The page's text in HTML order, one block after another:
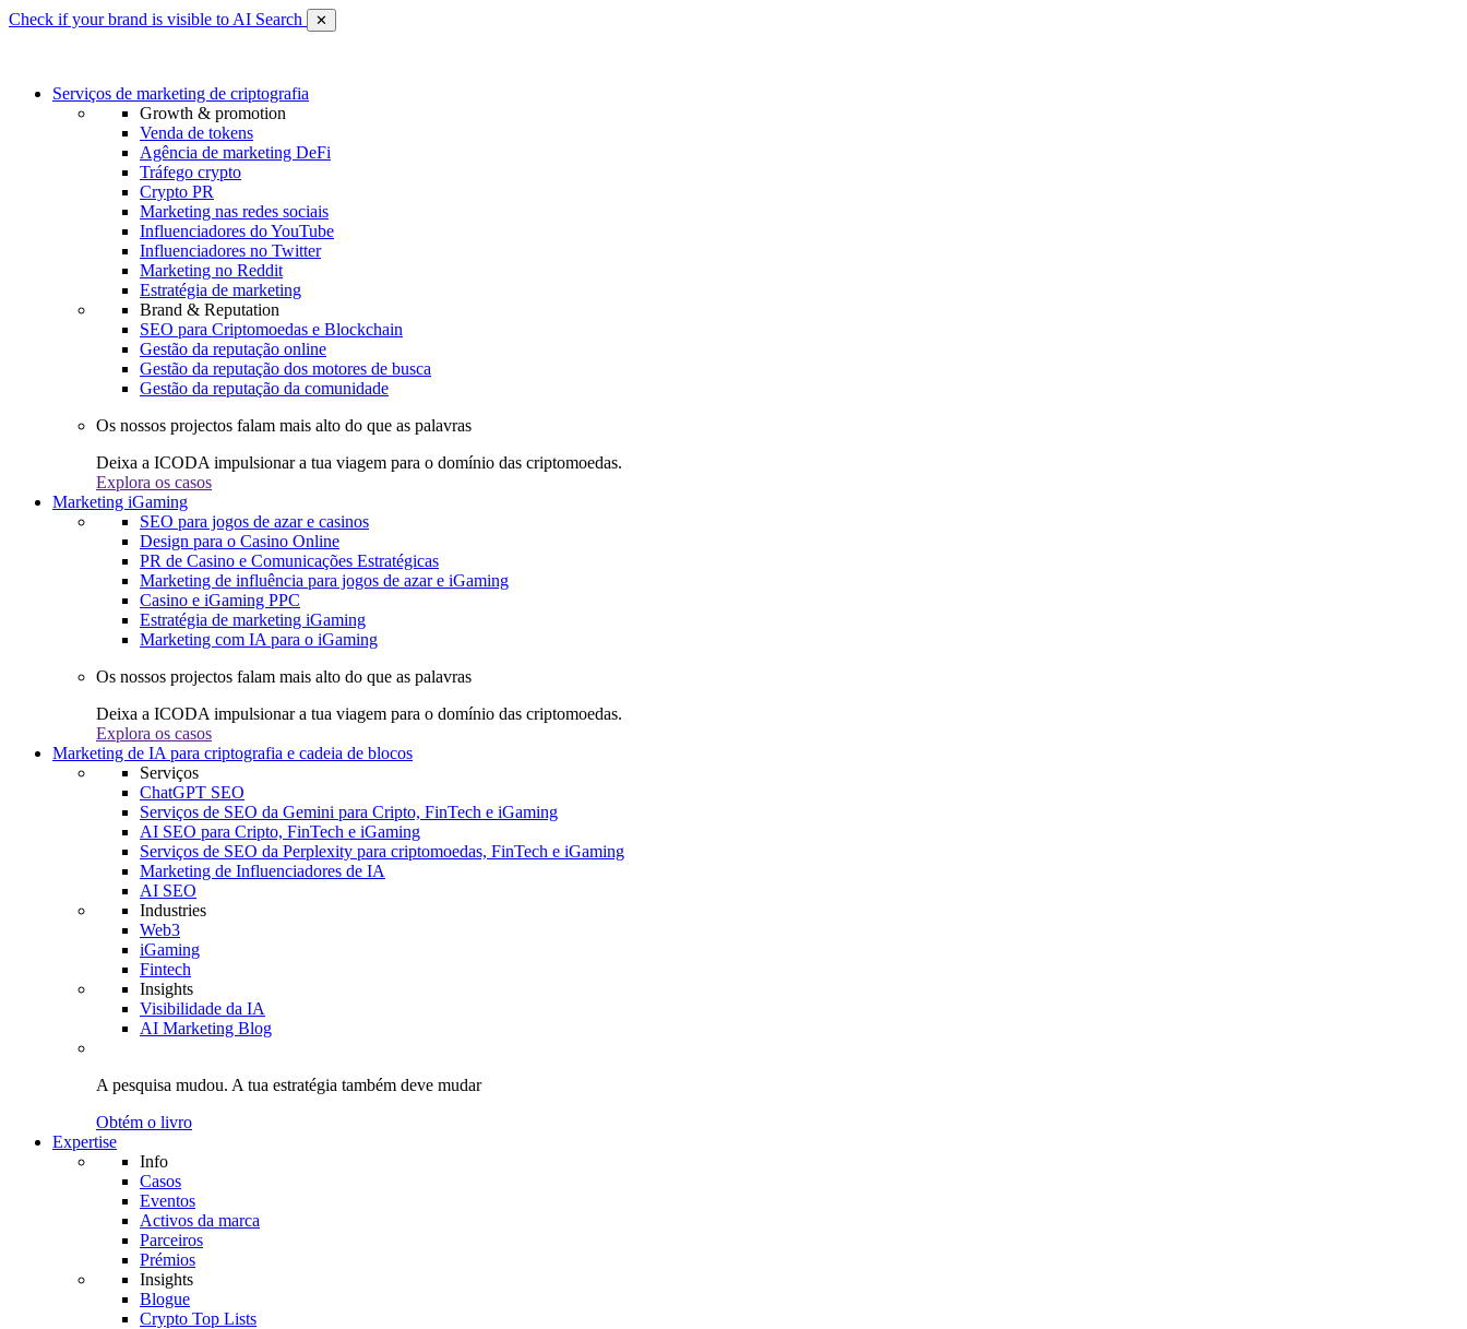
Check if your brand is visible to AI Search ✕
Serviços de marketing de criptografia
Growth & promotion
Venda de tokens
Agência de marketing DeFi
Tráfego crypto
Crypto PR
Marketing nas redes sociais
Influenciadores do YouTube
Influenciadores no Twitter
Marketing no Reddit
Estratégia de marketing
Brand & Reputation
SEO para Criptomoedas e Blockchain
Gestão da reputação online
Gestão da reputação dos motores de busca
Gestão da reputação da comunidade
Os nossos projectos falam mais alto do que as palavras
Deixa a ICODA impulsionar a tua viagem para o domínio das criptomoedas.
Explora os casos
Marketing iGaming
SEO para jogos de azar e casinos
Design para o Casino Online
PR de Casino e Comunicações Estratégicas
Marketing de influência para jogos de azar e iGaming
Casino e iGaming PPC
Estratégia de marketing iGaming
Marketing com IA para o iGaming
Os nossos projectos falam mais alto do que as palavras
Deixa a ICODA impulsionar a tua viagem para o domínio das criptomoedas.
Explora os casos
Marketing de IA para criptografia e cadeia de blocos
Serviços
ChatGPT SEO
Serviços de SEO da Gemini para Cripto, FinTech e iGaming
AI SEO para Cripto, FinTech e iGaming
Serviços de SEO da Perplexity para criptomoedas, FinTech e iGaming
Marketing de Influenciadores de IA
AI SEO
Industries
Web3
iGaming
Fintech
Insights
Visibilidade da IA
AI Marketing Blog
A pesquisa mudou. A tua estratégia também deve mudar
Obtém o livro
Expertise
Info
Casos
Eventos
Activos da marca
Parceiros
Prémios
Insights
Blogue
Crypto Top Lists